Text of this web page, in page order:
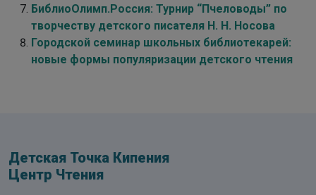
БиблиоОлимп.Россия: Турнир “Пчеловоды” по
творчеству детского писателя Н. Н. Носова
Городской семинар школьных библиотекарей:
новые формы популяризации детского чтения
Детская Точка Кипения
Центр Чтения